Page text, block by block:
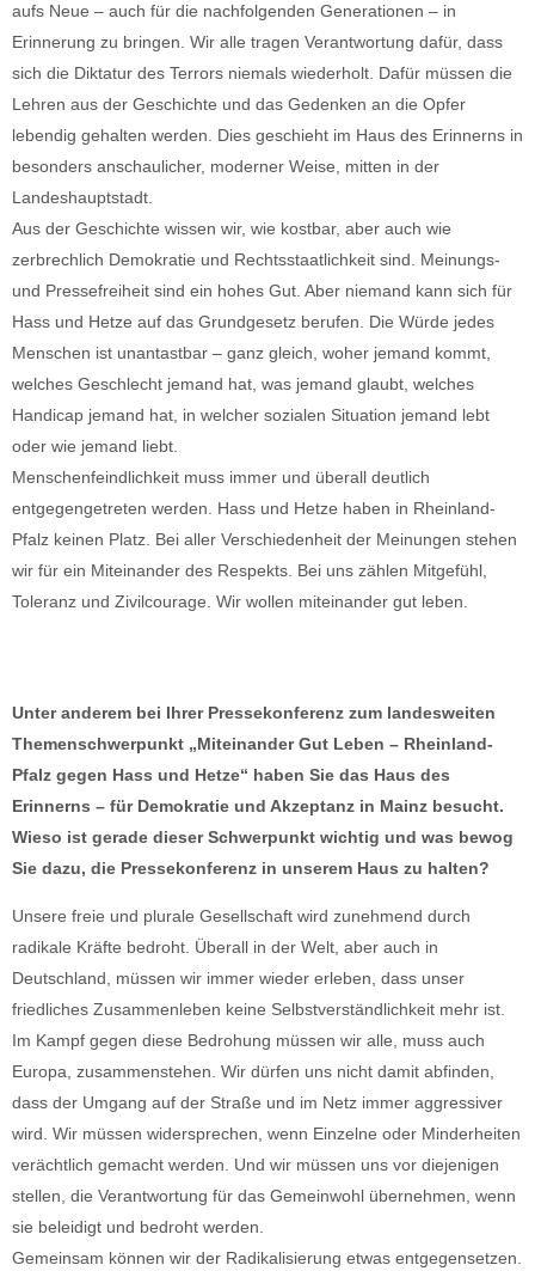
aufs Neue – auch für die nachfolgenden Generationen – in
Erinnerung zu bringen. Wir alle tragen Verantwortung dafür, dass
sich die Diktatur des Terrors niemals wiederholt. Dafür müssen die
Lehren aus der Geschichte und das Gedenken an die Opfer
lebendig gehalten werden. Dies geschieht im Haus des Erinnerns in
besonders anschaulicher, moderner Weise, mitten in der
Landeshauptstadt.
Aus der Geschichte wissen wir, wie kostbar, aber auch wie
zerbrechlich Demokratie und Rechtsstaatlichkeit sind. Meinungs-
und Pressefreiheit sind ein hohes Gut. Aber niemand kann sich für
Hass und Hetze auf das Grundgesetz berufen. Die Würde jedes
Menschen ist unantastbar – ganz gleich, woher jemand kommt,
welches Geschlecht jemand hat, was jemand glaubt, welches
Handicap jemand hat, in welcher sozialen Situation jemand lebt
oder wie jemand liebt.
Menschenfeindlichkeit muss immer und überall deutlich
entgegengetreten werden. Hass und Hetze haben in Rheinland-
Pfalz keinen Platz. Bei aller Verschiedenheit der Meinungen stehen
wir für ein Miteinander des Respekts. Bei uns zählen Mitgefühl,
Toleranz und Zivilcourage. Wir wollen miteinander gut leben.
Unter anderem bei Ihrer Pressekonferenz zum landesweiten
Themenschwerpunkt „Miteinander Gut Leben – Rheinland-
Pfalz gegen Hass und Hetze“ haben Sie das Haus des
Erinnerns – für Demokratie und Akzeptanz in Mainz besucht.
Wieso ist gerade dieser Schwerpunkt wichtig und was bewog
Sie dazu, die Pressekonferenz in unserem Haus zu halten?
Unsere freie und plurale Gesellschaft wird zunehmend durch
radikale Kräfte bedroht. Überall in der Welt, aber auch in
Deutschland, müssen wir immer wieder erleben, dass unser
friedliches Zusammenleben keine Selbstverständlichkeit mehr ist.
Im Kampf gegen diese Bedrohung müssen wir alle, muss auch
Europa, zusammenstehen. Wir dürfen uns nicht damit abfinden,
dass der Umgang auf der Straße und im Netz immer aggressiver
wird. Wir müssen widersprechen, wenn Einzelne oder Minderheiten
verächtlich gemacht werden. Und wir müssen uns vor diejenigen
stellen, die Verantwortung für das Gemeinwohl übernehmen, wenn
sie beleidigt und bedroht werden.
Gemeinsam können wir der Radikalisierung etwas entgegensetzen.